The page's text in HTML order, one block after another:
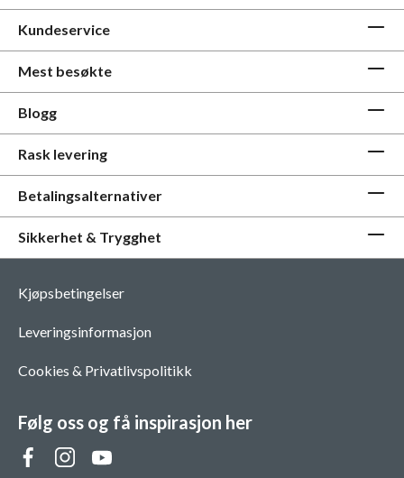
Kundeservice
Mest besøkte
Blogg
Rask levering
Betalingsalternativer
Sikkerhet & Trygghet
Kjøpsbetingelser
Leveringsinformasjon
Cookies & Privatlivspolitikk
Følg oss og få inspirasjon her